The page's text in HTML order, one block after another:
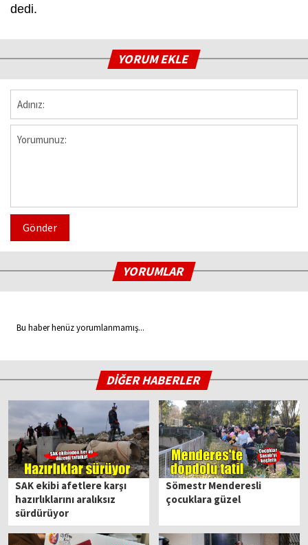
dedi.
YORUM EKLE
Gönder
YORUMLAR
Bu haber henüz yorumlanmamış...
DİĞER HABERLER
SAK ekibi afetlere karşı
hazırlıklarını aralıksız
sürdürüyor
Sömestr Menderesli
çocuklara güzel